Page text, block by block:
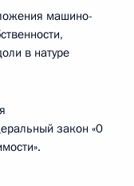
машино-
в натуре
закон «0